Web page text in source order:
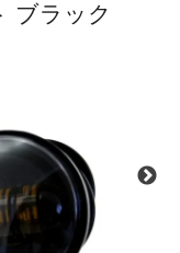
ブラック